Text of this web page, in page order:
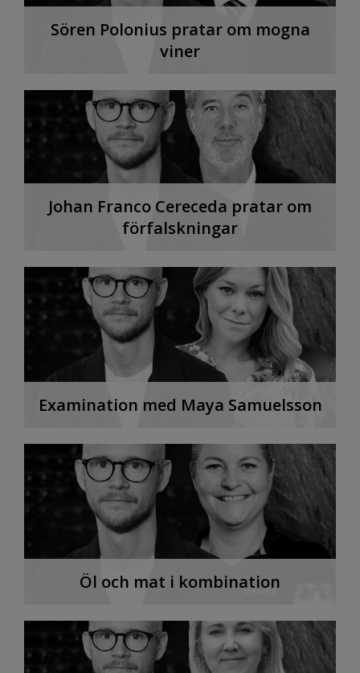
Sören Polonius pratar om mogna
viner
Johan Franco Cereceda pratar om
förfalskningar
Examination med Maya Samuelsson
Öl och mat i kombination